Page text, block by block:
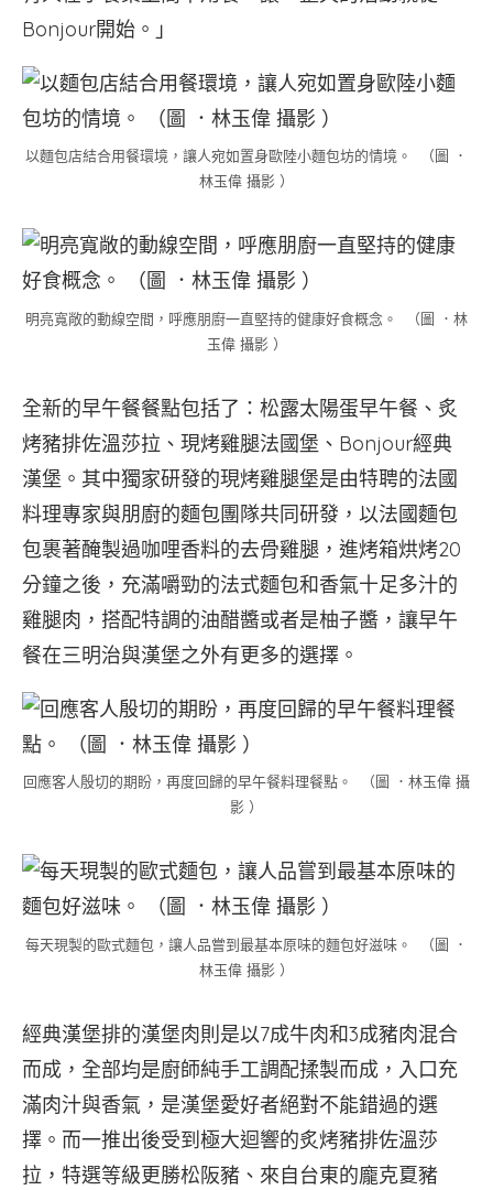
Bonjour開始。」
以麵包店結合用餐環境，讓人宛如置身歐陸小麵包坊的情境。 （圖 ．
林玉偉 攝影 ）
明亮寬敞的動線空間，呼應朋廚一直堅持的健康好食概念。 （圖 ．林
玉偉 攝影 ）
全新的早午餐餐點包括了：松露太陽蛋早午餐、炙
烤豬排佐溫莎拉、現烤雞腿法國堡、Bonjour經典
漢堡。其中獨家研發的現烤雞腿堡是由特聘的法國
料理專家與朋廚的麵包團隊共同研發，以法國麵包
包裹著醃製過咖哩香料的去骨雞腿，進烤箱烘烤20
分鐘之後，充滿嚼勁的法式麵包和香氣十足多汁的
雞腿肉，搭配特調的油醋醬或者是柚子醬，讓早午
餐在三明治與漢堡之外有更多的選擇。
回應客人殷切的期盼，再度回歸的早午餐料理餐點。 （圖 ．林玉偉 攝
影 ）
每天現製的歐式麵包，讓人品嘗到最基本原味的麵包好滋味。 （圖 ．
林玉偉 攝影 ）
經典漢堡排的漢堡肉則是以7成牛肉和3成豬肉混合
而成，全部均是廚師純手工調配揉製而成，入口充
滿肉汁與香氣，是漢堡愛好者絕對不能錯過的選
擇。而一推出後受到極大迴響的炙烤豬排佐溫莎
拉，特選等級更勝松阪豬、來自台東的龐克夏豬